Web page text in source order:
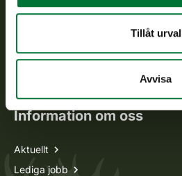
Tillåt urval
Avvisa
Oma riista -tjänsten
Ansökan om licenser och dispenser
Information om oss
Aktuellt
Lediga jobb